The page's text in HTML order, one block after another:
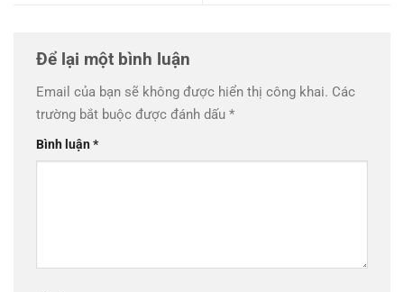
Để lại một bình luận
Email của bạn sẽ không được hiển thị công khai. Các
trường bắt buộc được đánh dấu *
Bình luận*